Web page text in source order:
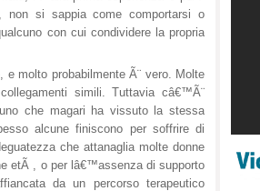
non si sappia come comportarsi o
con cui condividere la propria
molto probabilmente Ã¨ vero. Molte
simili. Tuttavia câ€™Ã¨
che magari ha vissuto la stessa
alcune finiscono per soffrire di
che attanaglia molte donne
etÃ , o per lâ€™assenza di supporto
da un percorso terapeutico